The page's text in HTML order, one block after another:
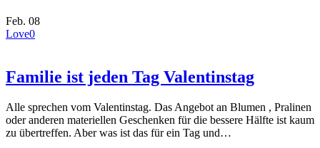
Feb. 08
Love0
Familie ist jeden Tag Valentinstag
Alle sprechen vom Valentinstag. Das Angebot an Blumen , Pralinen
oder anderen materiellen Geschenken für die bessere Hälfte ist kaum
zu übertreffen. Aber was ist das für ein Tag und…